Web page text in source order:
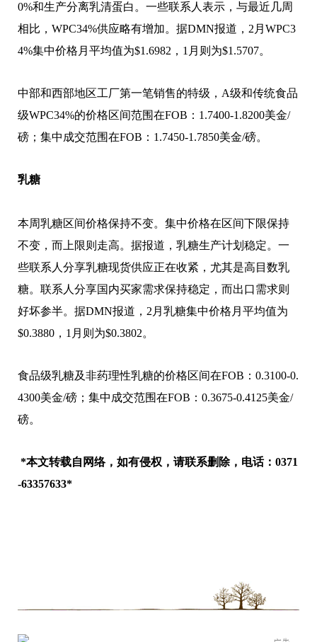
0%和生产分离乳清蛋白。一些联系人表示，与最近几周
相比，WPC34%供应略有增加。据DMN报道，2月WPC3
4%集中价格月平均值为$1.6982，1月则为$1.5707。
中部和西部地区工厂第一笔销售的特级，A级和传统食品
级WPC34%的价格区间范围在FOB：1.7400-1.8200美金/
磅；集中成交范围在FOB：1.7450-1.7850美金/磅。
乳糖
本周乳糖区间价格保持不变。集中价格在区间下限保持
不变，而上限则走高。据报道，乳糖生产计划稳定。一
些联系人分享乳糖现货供应正在收紧，尤其是高目数乳
糖。联系人分享国内买家需求保持稳定，而出口需求则
好坏参半。据DMN报道，2月乳糖集中价格月平均值为
$0.3880，1月则为$0.3802。
食品级乳糖及非药理性乳糖的价格区间在FOB：0.3100-0.
4300美金/磅；集中成交范围在FOB：0.3675-0.4125美金/
磅。
*本文转载自网络，如有侵权，请联系删除，电话：0371
-63357633*